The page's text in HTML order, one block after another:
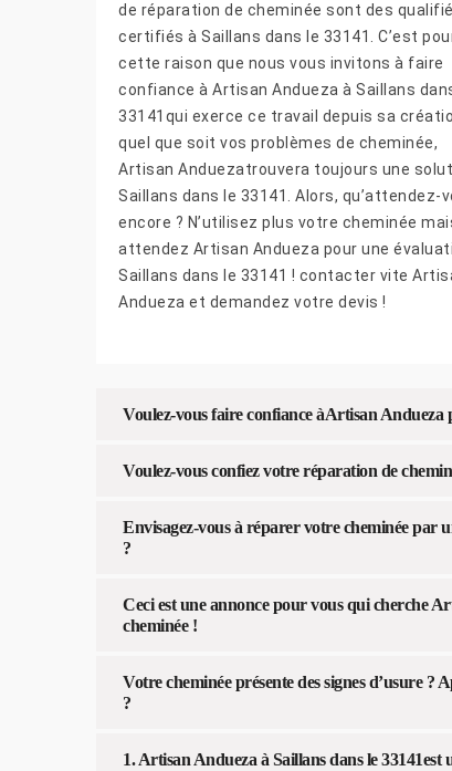
de réparation de cheminée sont des
certifiés à Saillans dans le 33141. C’est
cette raison que nous vous invitons à faire
confiance à Artisan Andueza à Saillans
33141qui exerce ce travail depuis sa
quel que soit vos problèmes de cheminée,
Artisan Anduezatrouvera toujours une
Saillans dans le 33141. Alors, qu’attendez-
encore ? N’utilisez plus votre cheminée
attendez Artisan Andueza pour une
Saillans dans le 33141 ! contacter vite
Andueza et demandez votre devis !
Voulez-vous faire confiance àArtisan Andueza
Voulez-vous confiez votre réparation de
Envisagez-vous à réparer votre cheminée par
?
Ceci est une annonce pour vous qui cherche
cheminée !
Votre cheminée présente des signes d’usure
?
1. Artisan Andueza à Saillans dans le